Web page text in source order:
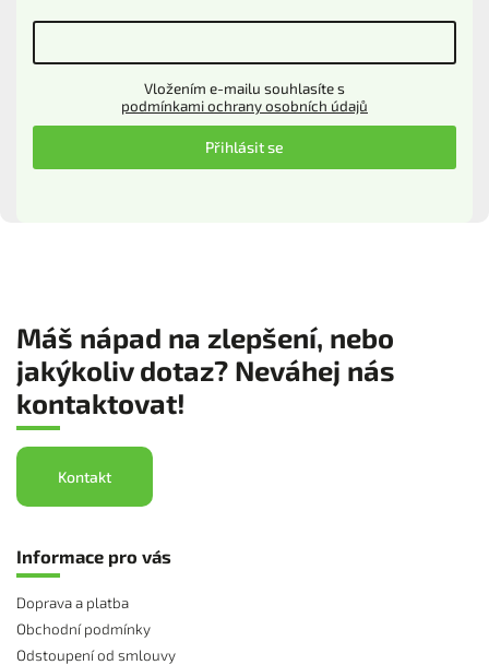
podmínkami ochrany osobních údajů
Přihlásit se
Máš nápad na zlepšení, nebo
jakýkoliv dotaz? Neváhej nás
kontaktovat!
Kontakt
Informace pro vás
Doprava a platba
Obchodní podmínky
Odstoupení od smlouvy